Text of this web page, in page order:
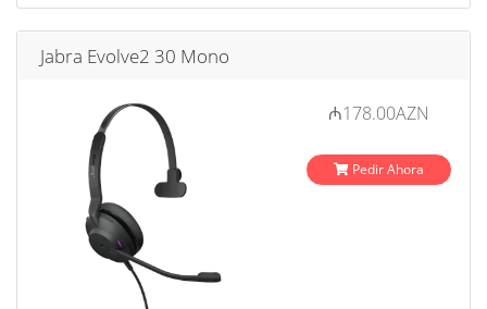
Jabra Evolve2 30 Mono
₼178.00AZN
Pedir Ahora